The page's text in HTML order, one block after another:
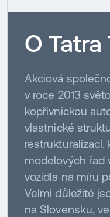
O Tatra
Akciová
v roce 2013
kopřivnickou
vlastnické
restrukturalizací.
modelových řad
vozidla na míru
Velmi důležité
na Slovensku,